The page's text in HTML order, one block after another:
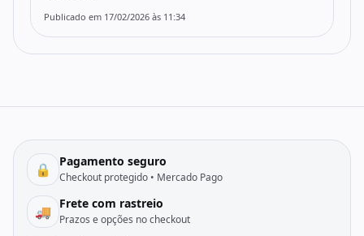
Publicado em 17/02/2026 às 11:34
🔒 Pagamento seguro
Checkout protegido • Mercado Pago
🚚 Frete com rastreio
Prazos e opções no checkout